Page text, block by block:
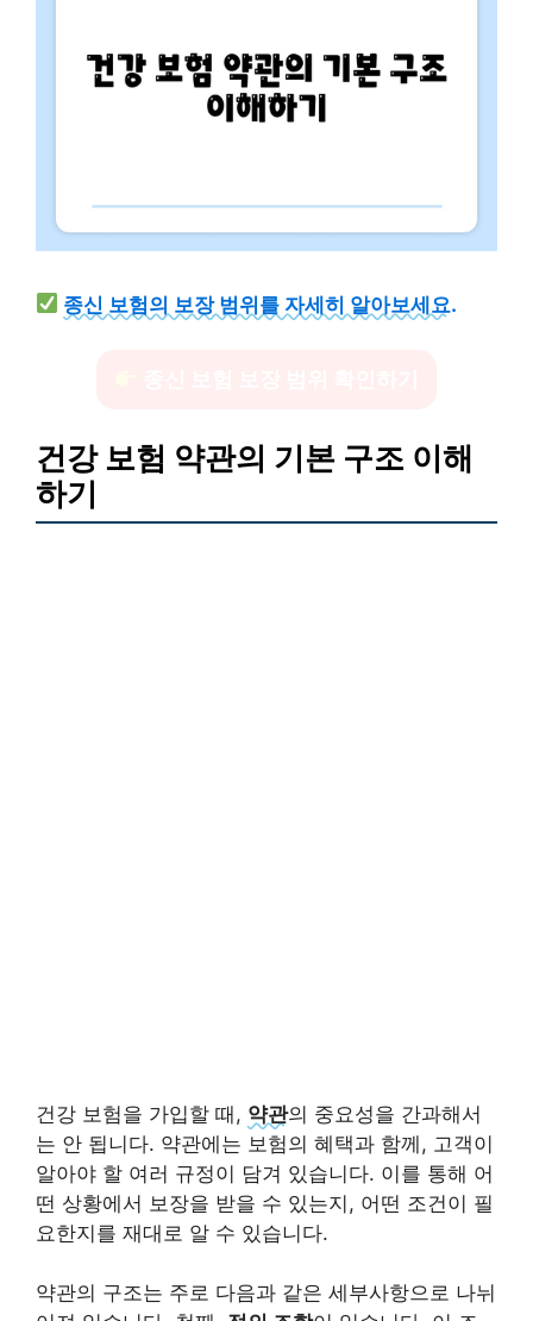
종신 보험의 보장 범위를 자세히 알아보세요.
건강 보험 약관의 기본 구조 이해
하기
건강 보험을 가입할 때, 약관의 중요성을 간과해서
는 안 됩니다. 약관에는 보험의 혜택과 함께, 고객이
알아야 할 여러 규정이 담겨 있습니다. 이를 통해 어
떤 상황에서 보장을 받을 수 있는지, 어떤 조건이 필
요한지를 재대로 알 수 있습니다.
약관의 구조는 주로 다음과 같은 세부사항으로 나뉘